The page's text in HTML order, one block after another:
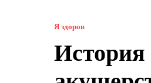
Я здоров
История